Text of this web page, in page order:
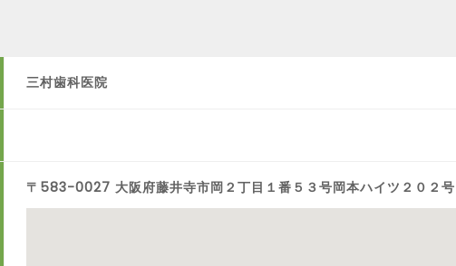
三村歯科医院
〒583-0027 大阪府藤井寺市岡２丁目１番５３号岡本ハイツ２０２号